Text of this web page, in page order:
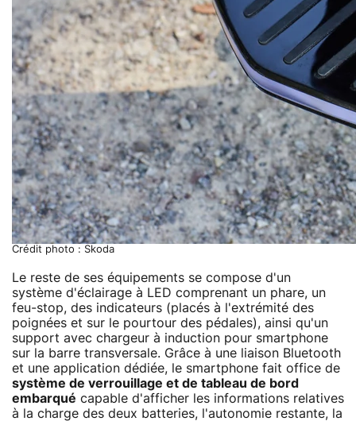
Crédit photo : Skoda
Le reste de ses équipements se compose d'un
système d'éclairage à LED comprenant un phare, un
feu-stop, des indicateurs (placés à l'extrémité des
poignées et sur le pourtour des pédales), ainsi qu'un
support avec chargeur à induction pour smartphone
sur la barre transversale. Grâce à une liaison Bluetooth
et une application dédiée, le smartphone fait office de
système de verrouillage et de tableau de bord
embarqué capable d'afficher les informations relatives
à la charge des deux batteries, l'autonomie restante, la